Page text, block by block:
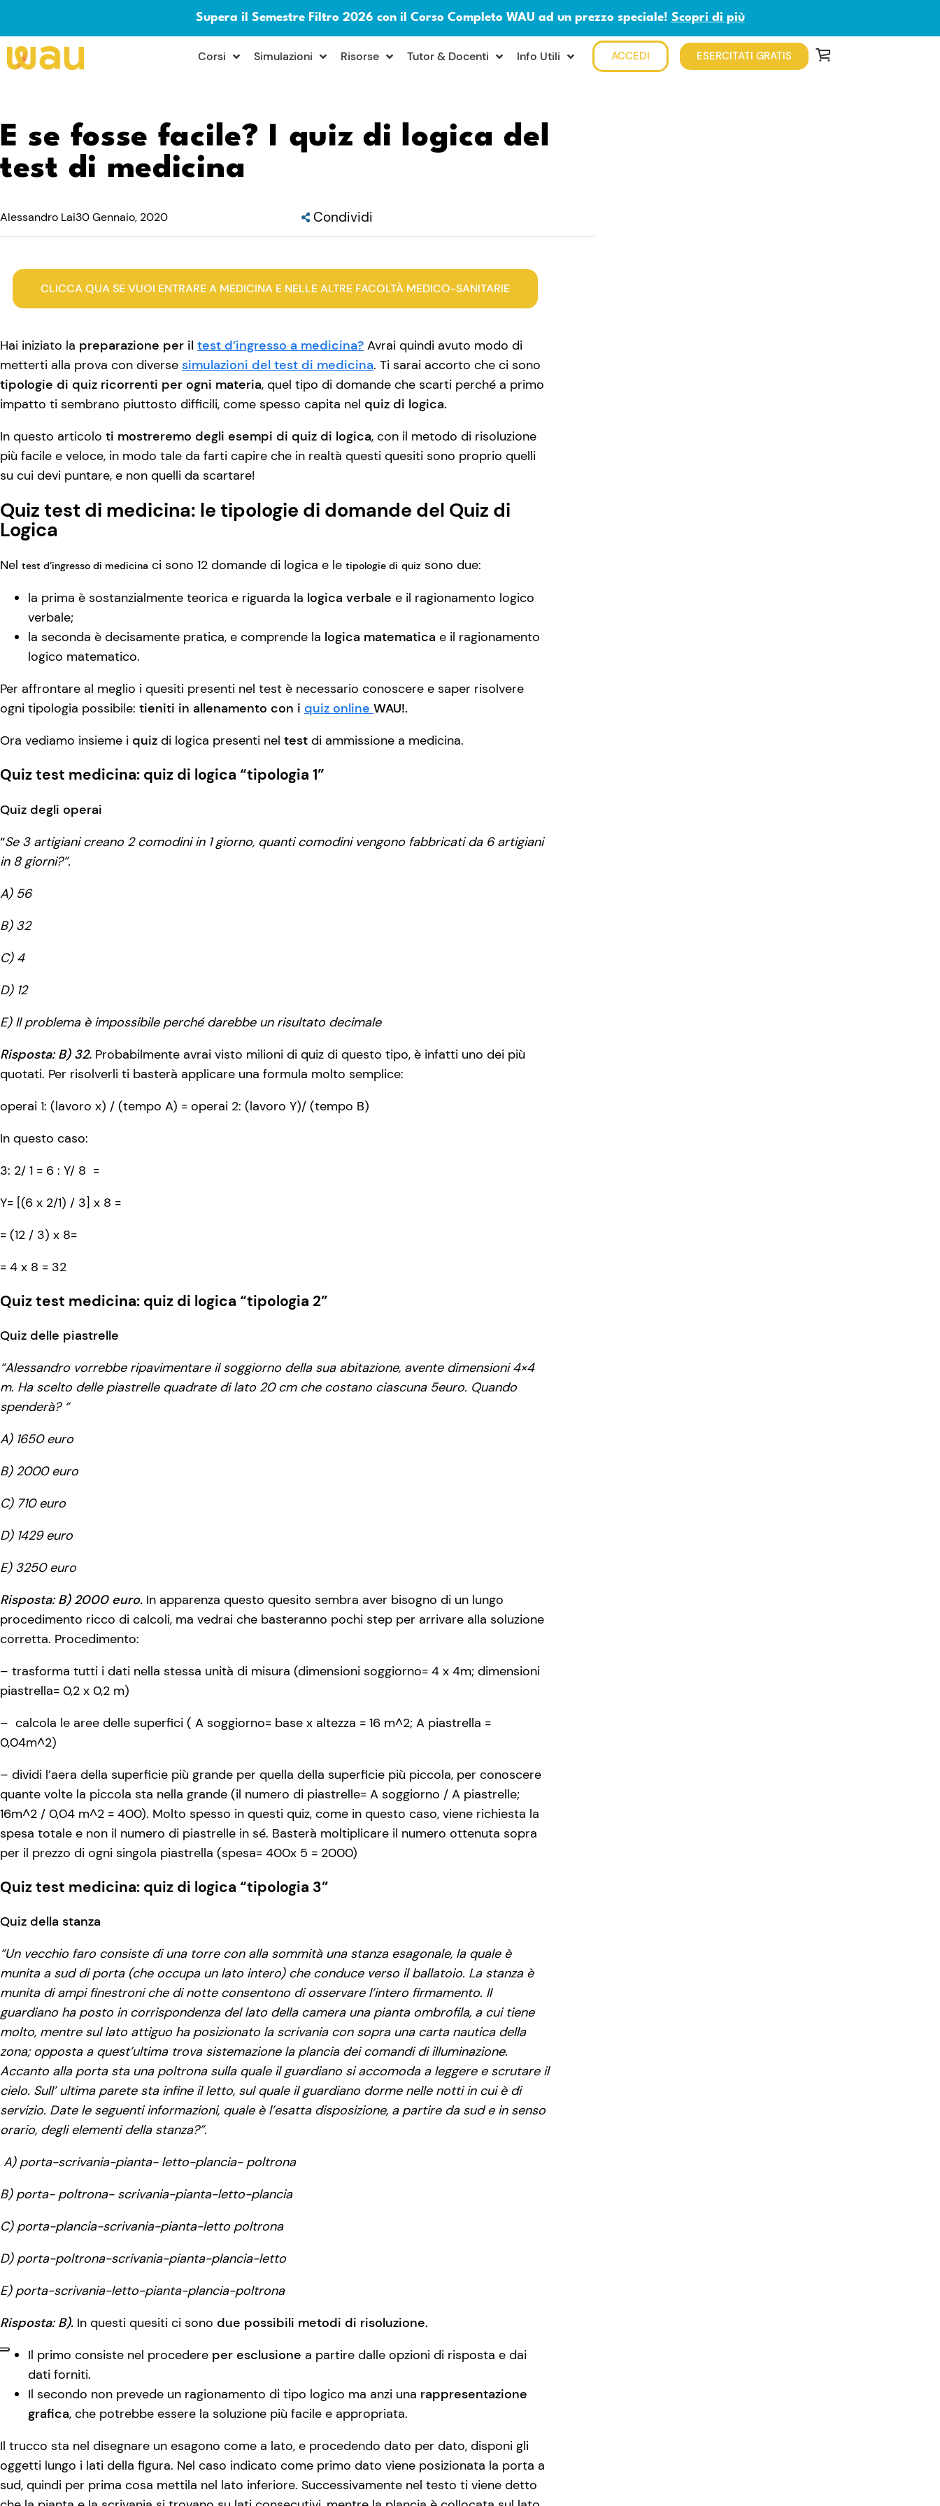
Supera il Semestre Filtro 2026 con il Corso Completo WAU ad un prezzo speciale! Scopri di più
× Corsi Simulazioni Risorse Tutor & Docenti Info Utili ACCEDI ESERCITATI GRATIS
E se fosse facile? I quiz di logica del
test di medicina
Alessandro Lai30 Gennaio, 2020 Condividi
CLICCA QUA SE VUOI ENTRARE A MEDICINA E NELLE ALTRE FACOLTÀ MEDICO-SANITARIE
Hai iniziato la preparazione per il test d’ingresso a medicina? Avrai quindi avuto modo di
metterti alla prova con diverse simulazioni del test di medicina. Ti sarai accorto che ci sono
tipologie di quiz ricorrenti per ogni materia, quel tipo di domande che scarti perché a primo
impatto ti sembrano piuttosto difficili, come spesso capita nel quiz di logica.
In questo articolo ti mostreremo degli esempi di quiz di logica, con il metodo di risoluzione
più facile e veloce, in modo tale da farti capire che in realtà questi quesiti sono proprio quelli
su cui devi puntare, e non quelli da scartare!
Quiz test di medicina: le tipologie di domande del Quiz di
Logica
Nel test d’ingresso di medicina ci sono 12 domande di logica e le tipologie di quiz sono due:
la prima è sostanzialmente teorica e riguarda la logica verbale e il ragionamento logico
verbale;
la seconda è decisamente pratica, e comprende la logica matematica e il ragionamento
logico matematico.
Per affrontare al meglio i quesiti presenti nel test è necessario conoscere e saper risolvere
ogni tipologia possibile: tieniti in allenamento con i quiz online WAU!.
Ora vediamo insieme i quiz di logica presenti nel test di ammissione a medicina.
Quiz test medicina: quiz di logica “tipologia 1”
Quiz degli operai
“Se 3 artigiani creano 2 comodini in 1 giorno, quanti comodini vengono fabbricati da 6 artigiani
in 8 giorni?”.
A) 56
B) 32
C) 4
D) 12
E) Il problema è impossibile perché darebbe un risultato decimale
Risposta: B) 32. Probabilmente avrai visto milioni di quiz di questo tipo, è infatti uno dei più
quotati. Per risolverli ti basterà applicare una formula molto semplice:
operai 1: (lavoro x) / (tempo A) = operai 2: (lavoro Y)/ (tempo B)
In questo caso:
3: 2/ 1 = 6 : Y/ 8 =
Y= [(6 x 2/1) / 3] x 8 =
= (12 / 3) x 8=
= 4 x 8 = 32
Quiz test medicina: quiz di logica “tipologia 2”
Quiz delle piastrelle
“Alessandro vorrebbe ripavimentare il soggiorno della sua abitazione, avente dimensioni 4×4
m. Ha scelto delle piastrelle quadrate di lato 20 cm che costano ciascuna 5euro. Quando
spenderà? “
A) 1650 euro
B) 2000 euro
C) 710 euro
D) 1429 euro
E) 3250 euro
Risposta: B) 2000 euro. In apparenza questo quesito sembra aver bisogno di un lungo
procedimento ricco di calcoli, ma vedrai che basteranno pochi step per arrivare alla soluzione
corretta. Procedimento:
– trasforma tutti i dati nella stessa unità di misura (dimensioni soggiorno= 4 x 4m; dimensioni
piastrella= 0,2 x 0,2 m)
– calcola le aree delle superfici ( A soggiorno= base x altezza = 16 m^2; A piastrella =
0,04m^2)
– dividi l’aera della superficie più grande per quella della superficie più piccola, per conoscere
quante volte la piccola sta nella grande (il numero di piastrelle= A soggiorno / A piastrelle;
16m^2 / 0,04 m^2 = 400). Molto spesso in questi quiz, come in questo caso, viene richiesta la
spesa totale e non il numero di piastrelle in sé. Basterà moltiplicare il numero ottenuta sopra
per il prezzo di ogni singola piastrella (spesa= 400x 5 = 2000)
Quiz test medicina: quiz di logica “tipologia 3”
Quiz della stanza
“Un vecchio faro consiste di una torre con alla sommità una stanza esagonale, la quale è
munita a sud di porta (che occupa un lato intero) che conduce verso il ballatoio. La stanza è
munita di ampi finestroni che di notte consentono di osservare l’intero firmamento. Il
guardiano ha posto in corrispondenza del lato della camera una pianta ombrofila, a cui tiene
molto, mentre sul lato attiguo ha posizionato la scrivania con sopra una carta nautica della
zona; opposta a quest’ultima trova sistemazione la plancia dei comandi di illuminazione.
Accanto alla porta sta una poltrona sulla quale il guardiano si accomoda a leggere e scrutare il
cielo. Sull’ ultima parete sta infine il letto, sul quale il guardiano dorme nelle notti in cui è di
servizio. Date le seguenti informazioni, quale è l’esatta disposizione, a partire da sud e in senso
orario, degli elementi della stanza?”.
A) porta-scrivania-pianta- letto-plancia- poltrona
B) porta- poltrona- scrivania-pianta-letto-plancia
C) porta-plancia-scrivania-pianta-letto poltrona
D) porta-poltrona-scrivania-pianta-plancia-letto
E) porta-scrivania-letto-pianta-plancia-poltrona
Risposta: B). In questi quesiti ci sono due possibili metodi di risoluzione.
Il primo consiste nel procedere per esclusione a partire dalle opzioni di risposta e dai
dati forniti.
Il secondo non prevede un ragionamento di tipo logico ma anzi una rappresentazione
grafica, che potrebbe essere la soluzione più facile e appropriata.
Il trucco sta nel disegnare un esagono come a lato, e procedendo dato per dato, disponi gli
oggetti lungo i lati della figura. Nel caso indicato come primo dato viene posizionata la porta a
sud, quindi per prima cosa mettila nel lato inferiore. Successivamente nel testo ti viene detto